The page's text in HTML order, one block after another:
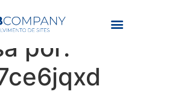
da
por: